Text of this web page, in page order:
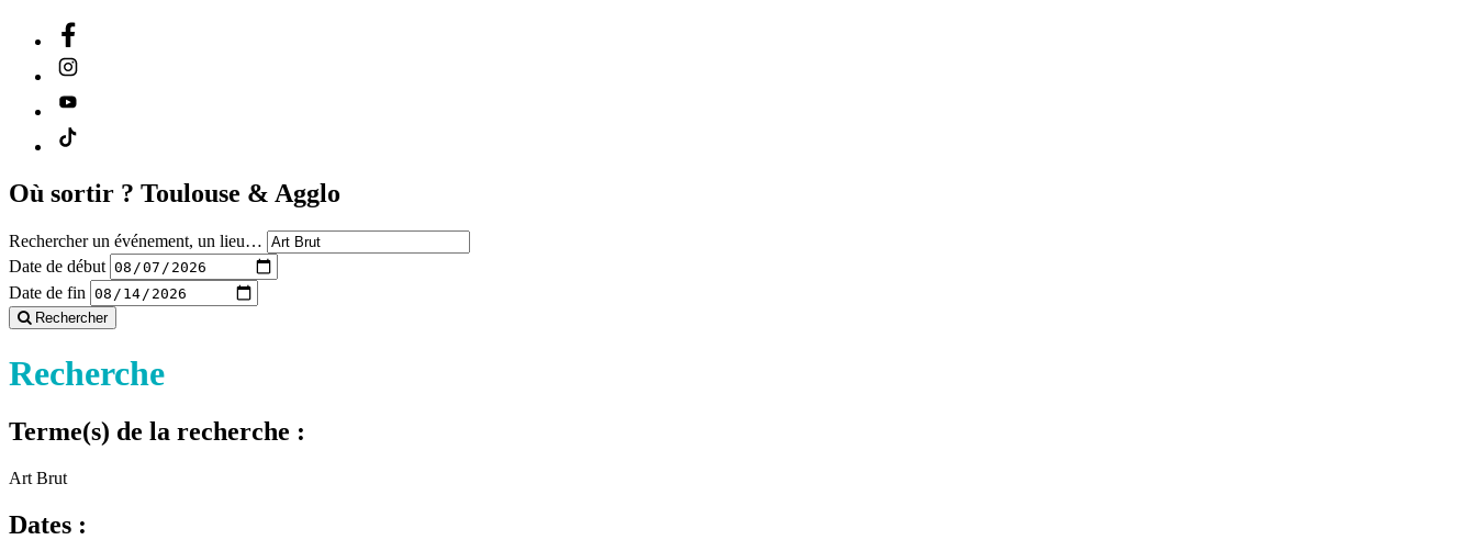
Où sortir ? Toulouse & Agglo
Rechercher un événement, un lieu…
Date de début
Date de fin
Rechercher
Recherche
Terme(s) de la recherche :
Art Brut
Dates :